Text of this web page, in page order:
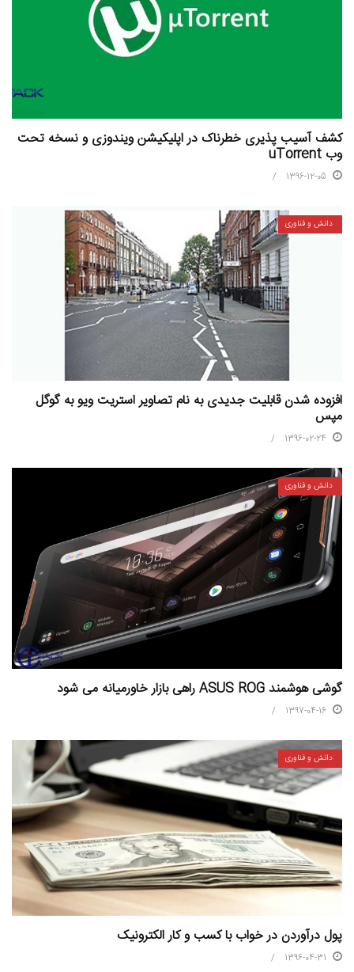
کشف آسیب پذیری خطرناک در اپلیکیشن ویندوزی و نسخه تحت
وب uTorrent
1396-12-05
دانش و فناوری
افزوده شدن قابلیت جدیدی به نام تصاویر استریت ویو به گوگل
مپس
1396-02-24
دانش و فناوری
گوشی هوشمند ASUS ROG راهی بازار خاورمیانه می شود
1397-04-16
دانش و فناوری
پول درآوردن در خواب با کسب و کار الکترونیک
1396-04-31